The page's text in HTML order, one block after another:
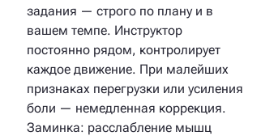
задания — строго по плану и в
вашем темпе. Инструктор
постоянно рядом, контролирует
каждое движение. При малейших
признаках перегрузки или усиления
боли — немедленная коррекция.
Заминка: расслабление мышц